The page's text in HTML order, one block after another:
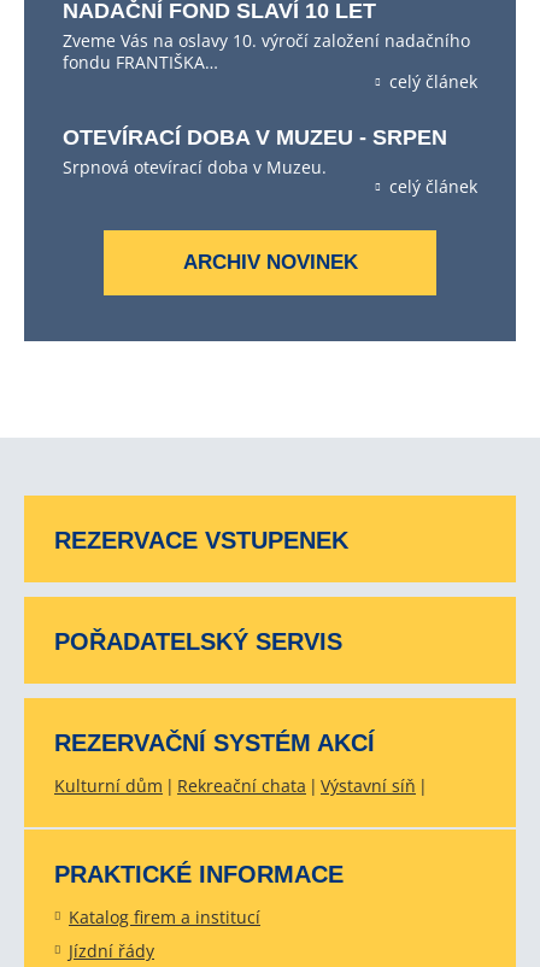
NADAČNÍ FOND SLAVÍ 10 LET
Zveme Vás na oslavy 10. výročí založení nadačního
fondu FRANTIŠKA…
celý článek
OTEVÍRACÍ DOBA V MUZEU - SRPEN
Srpnová otevírací doba v Muzeu.
celý článek
ARCHIV NOVINEK
REZERVACE VSTUPENEK
POŘADATELSKÝ SERVIS
REZERVAČNÍ SYSTÉM AKCÍ
Kulturní dům Rekreační chata Výstavní síň
PRAKTICKÉ INFORMACE
Katalog firem a institucí
Jízdní řády